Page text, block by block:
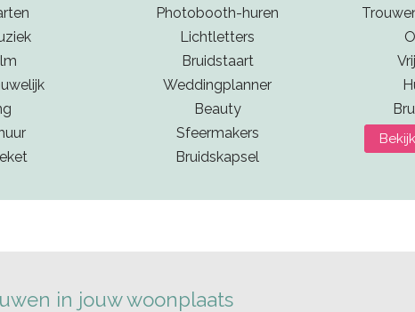
Photobooth-huren
Lichtletters
Bruidstaart
Weddingplanner
Beauty
Sfeermakers
Bruidskapsel
in jouw woonplaats